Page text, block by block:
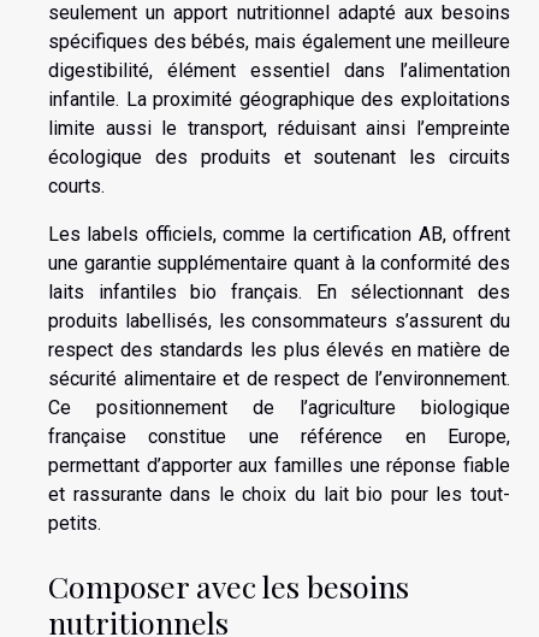
seulement un apport nutritionnel adapté aux besoins
spécifiques des bébés, mais également une meilleure
digestibilité, élément essentiel dans l’alimentation
infantile. La proximité géographique des exploitations
limite aussi le transport, réduisant ainsi l’empreinte
écologique des produits et soutenant les circuits
courts.
Les labels officiels, comme la certification AB, offrent
une garantie supplémentaire quant à la conformité des
laits infantiles bio français. En sélectionnant des
produits labellisés, les consommateurs s’assurent du
respect des standards les plus élevés en matière de
sécurité alimentaire et de respect de l’environnement.
Ce positionnement de l’agriculture biologique
française constitue une référence en Europe,
permettant d’apporter aux familles une réponse fiable
et rassurante dans le choix du lait bio pour les tout-
petits.
Composer avec les besoins
nutritionnels